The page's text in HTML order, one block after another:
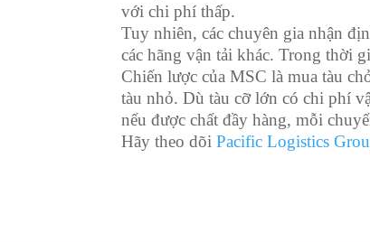
với chi phí thấp.
Tuy nhiên, các chuyên gia nhận
các hãng vận tải khác. Trong thời
Chiến lược của MSC là mua tàu
tàu nhỏ. Dù tàu cỡ lớn có chi phí
nếu được chất đầy hàng, mỗi
Hãy theo dõiPacific Logistics